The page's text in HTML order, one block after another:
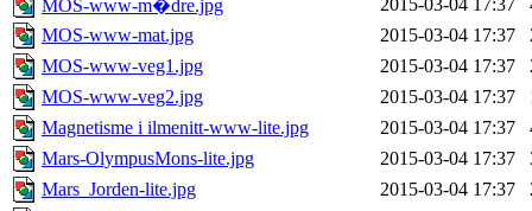
MOS-www-m�dre.jpg
2015-03-04 17:37
MOS-www-mat.jpg
2015-03-04 17:37
MOS-www-veg1.jpg
2015-03-04 17:37
MOS-www-veg2.jpg
2015-03-04 17:37
Magnetisme i ilmenitt-www-lite.jpg
2015-03-04 17:37
Mars-OlympusMons-lite.jpg
2015-03-04 17:37
Mars_Jorden-lite.jpg
2015-03-04 17:37